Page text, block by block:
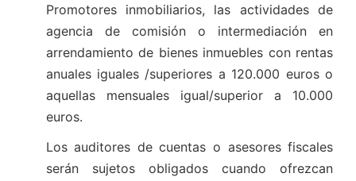
Promotores inmobiliarios, las actividades de
agencia de comisión o intermediación en
arrendamiento de bienes inmuebles con rentas
anuales iguales /superiores a 120.000 euros o
aquellas mensuales igual/superior a 10.000
euros.
Los auditores de cuentas o asesores fiscales
serán sujetos obligados cuando ofrezcan